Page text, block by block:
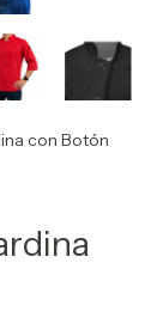
con Botón